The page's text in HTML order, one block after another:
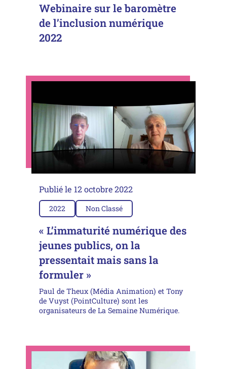
Webinaire sur le baromètre
de l’inclusion numérique
2022
Publié le 12 octobre 2022
2022 Non Classé
« L’immaturité numérique des
jeunes publics, on la
pressentait mais sans la
formuler »
Paul de Theux (Média Animation) et Tony
de Vuyst (PointCulture) sont les
organisateurs de La Semaine Numérique.